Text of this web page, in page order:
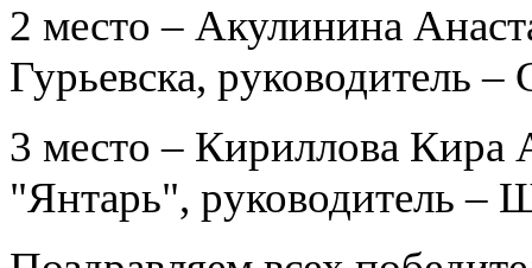
2 место – Акулинина
Гурьевска, руководитель
3 место – Кириллова
"Янтарь", руководитель –